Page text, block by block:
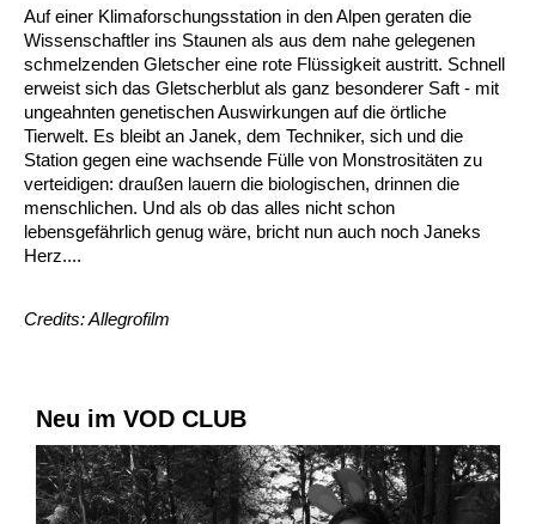
Auf einer Klimaforschungsstation in den Alpen geraten die
Wissenschaftler ins Staunen als aus dem nahe gelegenen
schmelzenden Gletscher eine rote Flüssigkeit austritt. Schnell
erweist sich das Gletscherblut als ganz besonderer Saft - mit
ungeahnten genetischen Auswirkungen auf die örtliche
Tierwelt. Es bleibt an Janek, dem Techniker, sich und die
Station gegen eine wachsende Fülle von Monstrositäten zu
verteidigen: draußen lauern die biologischen, drinnen die
menschlichen. Und als ob das alles nicht schon
lebensgefährlich genug wäre, bricht nun auch noch Janeks
Herz....
Credits: Allegrofilm
Neu im VOD CLUB